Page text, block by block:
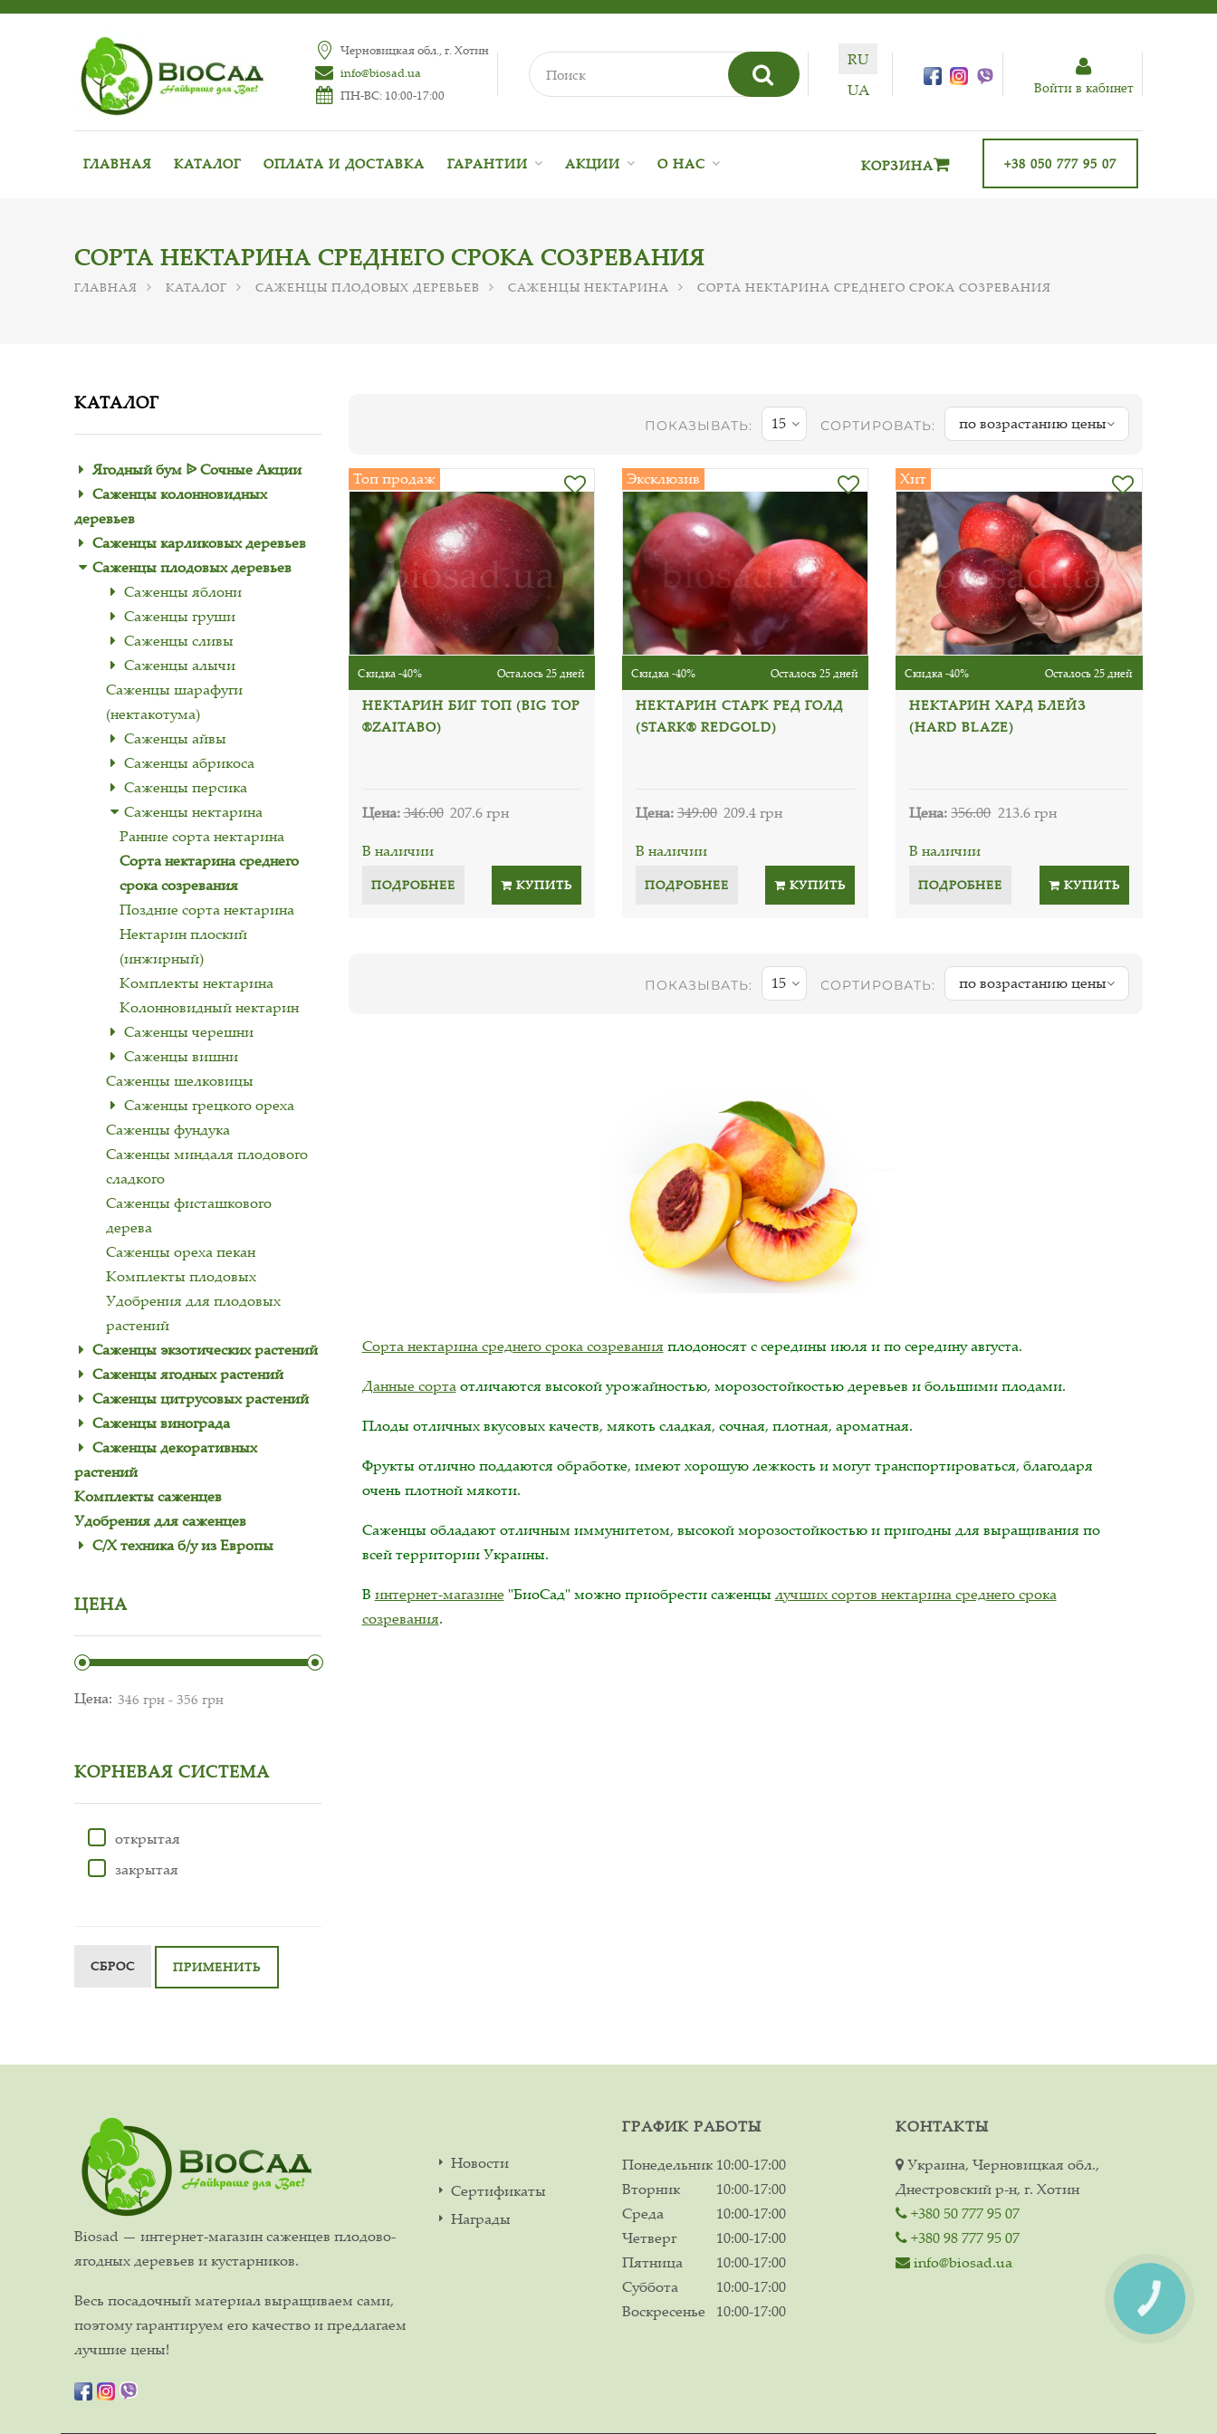
Черновицкая обл., г. Хотин
info@biosad.ua
ПН-ВС: 10:00-17:00
RU
UA
Войти в кабинет
ГЛАВНАЯ КАТАЛОГ ОПЛАТА И ДОСТАВКА ГАРАНТИИ АКЦИИ О НАС +38 050 777 95 07
КОРЗИНА
СОРТА НЕКТАРИНА СРЕДНЕГО СРОКА СОЗРЕВАНИЯ
ГЛАВНАЯ КАТАЛОГ САЖЕНЦЫ ПЛОДОВЫХ ДЕРЕВЬЕВ САЖЕНЦЫ НЕКТАРИНА СОРТА НЕКТАРИНА СРЕДНЕГО СРОКА СОЗРЕВАНИЯ
КАТАЛОГ
Ягодный бум ᐉ Сочные Акции
Саженцы колонновидных
деревьев
Саженцы карликовых деревьев
Саженцы плодовых деревьев
Саженцы яблони
Саженцы груши
Саженцы сливы
Саженцы алычи
Саженцы шарафуги
(нектакотума)
Саженцы айвы
Саженцы абрикоса
Саженцы персика
Саженцы нектарина
Ранние сорта нектарина
Сорта нектарина среднего
срока созревания
Поздние сорта нектарина
Нектарин плоский
(инжирный)
Комплекты нектарина
Колонновидный нектарин
Саженцы черешни
Саженцы вишни
Саженцы шелковицы
Cаженцы грецкого ореха
Саженцы фундука
Саженцы миндаля плодового
сладкого
Саженцы фисташкового
дерева
Саженцы ореха пекан
Комплекты плодовых
Удобрения для плодовых
растений
Саженцы экзотических растений
Саженцы ягодных растений
Саженцы цитрусовых растений
Саженцы винограда
Саженцы декоративных
растений
Комплекты саженцев
Удобрения для саженцев
С/Х техника б/у из Европы
ЦЕНА
Цена:
КОРНЕВАЯ СИСТЕМА
открытая
закрытая
СБРОС ПРИМЕНИТЬ
ПОКАЗЫВАТЬ: 15 СОРТИРОВАТЬ: по возрастанию цены
Топ продаж
Скидка -40% Осталось 25 дней
НЕКТАРИН БИГ ТОП (BIG TOP
®ZAITABO)
Цена:346.00 207.6 грн
В наличии
ПОДРОБНЕЕ КУПИТЬ
Эксклюзив
Скидка -40% Осталось 25 дней
НЕКТАРИН СТАРК РЕД ГОЛД
(STARK® REDGOLD)
Цена:349.00 209.4 грн
В наличии
ПОДРОБНЕЕ КУПИТЬ
Хит
Скидка -40% Осталось 25 дней
НЕКТАРИН ХАРД БЛЕЙЗ
(HARD BLAZE)
Цена:356.00 213.6 грн
В наличии
ПОДРОБНЕЕ КУПИТЬ
ПОКАЗЫВАТЬ: 15 СОРТИРОВАТЬ: по возрастанию цены
Сорта нектарина среднего срока созревания плодоносят с середины июля и по середину августа.
Данные сортаотличаются высокой урожайностью, морозостойкостью деревьев и большими плодами.
Плоды отличных вкусовых качеств, мякоть сладкая, сочная, плотная, ароматная.
Фрукты отлично поддаются обработке, имеют хорошую лежкость и могут транспортироваться, благодаря
очень плотной мякоти.
Саженцы обладают отличным иммунитетом, высокой морозостойкостью и пригодны для выращивания по
всей территории Украины.
В интернет-магазине "БиоСад" можно приобрести саженцы лучших сортов нектарина среднего срока
созревания.
Biosad — интернет-магазин саженцев плодово-
ягодных деревьев и кустарников.
Весь посадочный материал выращиваем сами,
поэтому гарантируем его качество и предлагаем
лучшие цены!
Новости
Сертификаты
Награды
ГРАФИК РАБОТЫ
Понедельник 10:00-17:00
Вторник
10:00-17:00
Среда
10:00-17:00
Четверг
10:00-17:00
Пятница
10:00-17:00
Суббота
10:00-17:00
Воскресенье
10:00-17:00
КОНТАКТЫ
Украина, Черновицкая обл.,
Днестровский р-н, г. Хотин
+380 50 777 95 07
+380 98 777 95 07
info@biosad.ua